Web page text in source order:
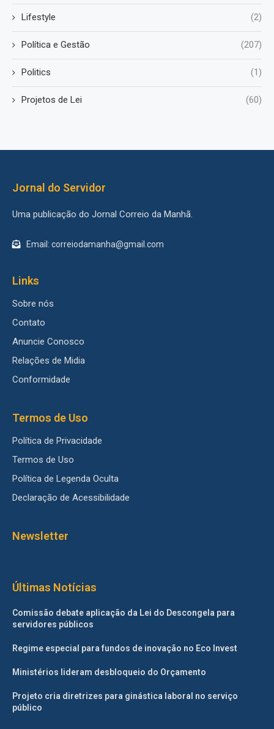
Lifestyle (2)
Política e Gestão (207)
Politics (1)
Projetos de Lei (60)
Jornal do Servidor
Uma publicação do Jornal Correio da Manhã.
Email: correiodamanha@gmail.com
Links
Sobre nós
Contato
Anuncie Conosco
Relações de Midia
Conformidade
Termos de Uso
Política de Privacidade
Termos de Uso
Política de Legenda Oculta
Declaração de Acessibilidade
Newsletter
Últimas Notícias
Comissão debate aplicação da Lei do Descongela para
servidores públicos
Regime especial para fundos de inovação no Eco Invest
Ministérios lideram desbloqueio do Orçamento
Projeto cria diretrizes para ginástica laboral no serviço
público